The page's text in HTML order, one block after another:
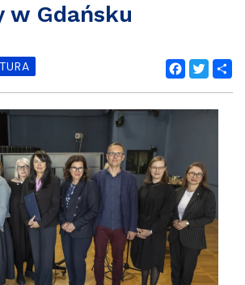
Gdańsku
Facebook
Twitter